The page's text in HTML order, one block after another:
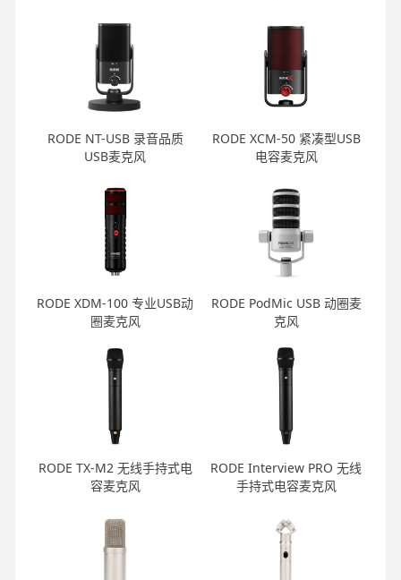
RODE NT-USB 录音品质
USB麦克风
RODE XCM-50 紧凑型USB
电容麦克风
RODE XDM-100 专业USB动
圈麦克风
RODE PodMic USB 动圈麦
克风
RODE TX-M2 无线手持式电
容麦克风
RODE Interview PRO 无线
手持式电容麦克风